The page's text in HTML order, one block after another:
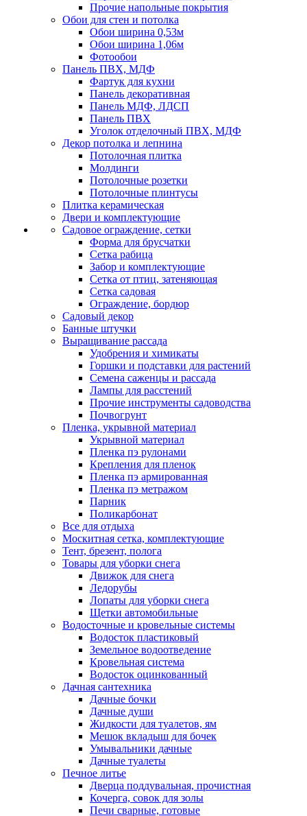
Прочие напольные покрытия
Обои для стен и потолка
Обои ширина 0,53м
Обои ширина 1,06м
Фотообои
Панель ПВХ, МДФ
Фартук для кухни
Панель декоративная
Панель МДФ, ЛДСП
Панель ПВХ
Уголок отделочный ПВХ, МДФ
Декор потолка и лепнина
Потолочная плитка
Молдинги
Потолочные розетки
Потолочные плинтусы
Плитка керамическая
Двери и комплектующие
Садовое ограждение, сетки
Форма для брусчатки
Сетка рабица
Забор и комплектующие
Сетка от птиц, затеняющая
Сетка садовая
Ограждение, бордюр
Садовый декор
Банные штучки
Выращивание рассада
Удобрения и химикаты
Горшки и подставки для растений
Семена саженцы и рассада
Лампы для расстений
Прочие инструменты садоводства
Почвогрунт
Пленка, укрывной материал
Укрывной материал
Пленка пэ рулонами
Крепления для пленок
Пленка пэ армированная
Пленка пэ метражом
Парник
Поликарбонат
Все для отдыха
Москитная сетка, комплектующие
Тент, брезент, полога
Товары для уборки снега
Движок для снега
Ледорубы
Лопаты для уборки снега
Щетки автомобильные
Водосточные и кровельные системы
Водосток пластиковый
Земельное водоотведение
Кровельная система
Водосток оцинкованный
Дачная сантехника
Дачные бочки
Дачные души
Жидкости для туалетов, ям
Мешок вкладыш для бочек
Умывальники дачные
Дачные туалеты
Печное литье
Дверца поддувальная, прочистная
Кочерга, совок для золы
Печи сварные, готовые